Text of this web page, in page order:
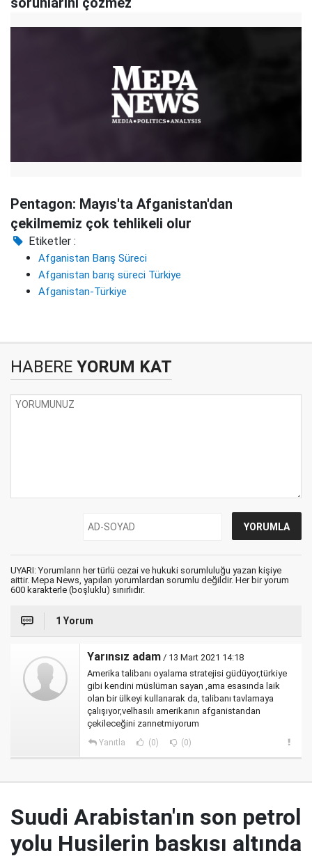
Pentagon: Mayıs'ta Afganistan'dan
çekilmemiz çok tehlikeli olur
Etiketler :
Afganistan Barış Süreci
Afganistan barış süreci Türkiye
Afganistan-Türkiye
HABERE YORUM KAT
UYARI: Yorumların her türlü cezai ve hukuki sorumluluğu yazan kişiye
aittir. Mepa News, yapılan yorumlardan sorumlu değildir. Her bir yorum
600 karakterle (boşluklu) sınırlıdır.
1 Yorum
Yarınsız adam / 13 Mart 2021 14:18
Amerika talibanı oyalama stratejisi güdüyor,türkiye
gibi kendini müslüman sayan ,ama esasında laik
olan bir ülkeyi kullanarak da, talibanı tavlamaya
çalışıyor,velhasılı amerikanın afganistandan
çekileceğini zannetmiyorum
Yanıtla (0) (0)
Suudi Arabistan'ın son petrol
yolu Husilerin baskısı altında